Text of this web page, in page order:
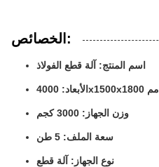
الخصائص:
اسم المنتج: آلة قطع الفولاذ
الأبعاد: 4000x1500x1800 مم
وزن الجهاز: 3000 كجم
سعة الملف: 5 طن
نوع الجهاز: آلة قطع